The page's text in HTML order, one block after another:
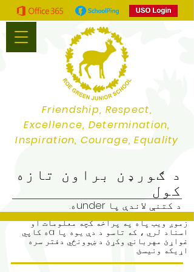
Friendship, Respect,
Excellence, Determination,
Inspiration, Courage, Equality
د ګورډن براون تازه
کول
د کتنې لاندې پا underه.
زموږ ویب پاه په پراخه کچه معلومات او
اسناد لري ، که تاسو د دې یوه پا aه کاپي
غواړئ مهرباني وکړئ د ښوونځي دفتر سره
اړیکه ونیسئ.